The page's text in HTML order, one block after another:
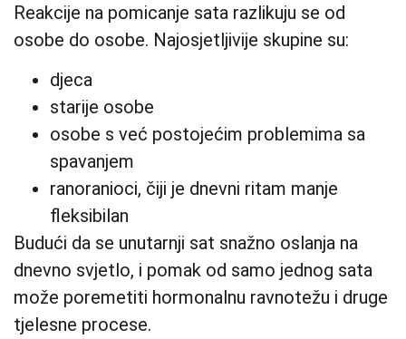
Reakcije na pomicanje sata razlikuju se od
osobe do osobe. Najosjetljivije skupine su:
djeca
starije osobe
osobe s već postojećim problemima sa
spavanjem
ranoranioci, čiji je dnevni ritam manje
fleksibilan
Budući da se unutarnji sat snažno oslanja na
dnevno svjetlo, i pomak od samo jednog sata
može poremetiti hormonalnu ravnotežu i druge
tjelesne procese.